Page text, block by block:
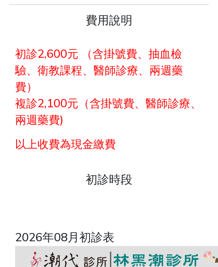
費用說明
初診2,600元 （含掛號費、抽血檢
驗、衛教課程、醫師診療、兩週藥
費）
複診2,100元（含掛號費、醫師診療、
兩週藥費)
以上收費為現金繳費
初診時段
2026年08月初診表